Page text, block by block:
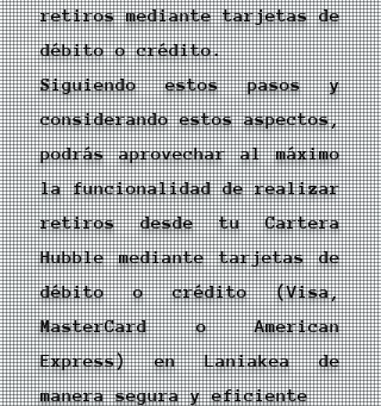
retiros mediante tarjetas de
débito o crédito.
Siguiendo estos pasos y
considerando estos aspectos,
podrás aprovechar al máximo
la funcionalidad de realizar
retiros desde tu Cartera
Hubble mediante tarjetas de
débito o crédito (Visa,
MasterCard o American
Express) en Laniakea de
manera segura y eficiente